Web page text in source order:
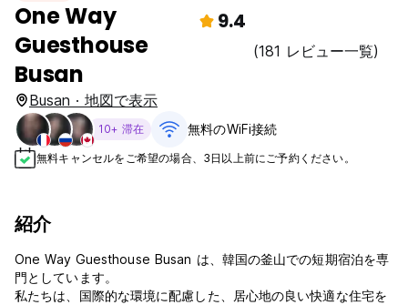
One Way
Guesthouse
Busan
9.4
(181 レビュー一覧)
Busan · 地図で表示
10+ 滞在 無料のWiFi接続
無料キャンセルをご希望の場合、3日以上前にご予約ください。
紹介
One Way Guesthouse Busan は、韓国の釜山での短期宿泊を専
門としています。
私たちは、国際的な環境に配慮した、居心地の良い快適な住宅を